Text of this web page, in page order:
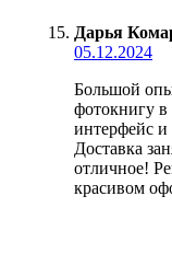
Дарья
05.12.2024
Большой
фотокнигу
интерфейс и
Доставка
отличное!
красивом